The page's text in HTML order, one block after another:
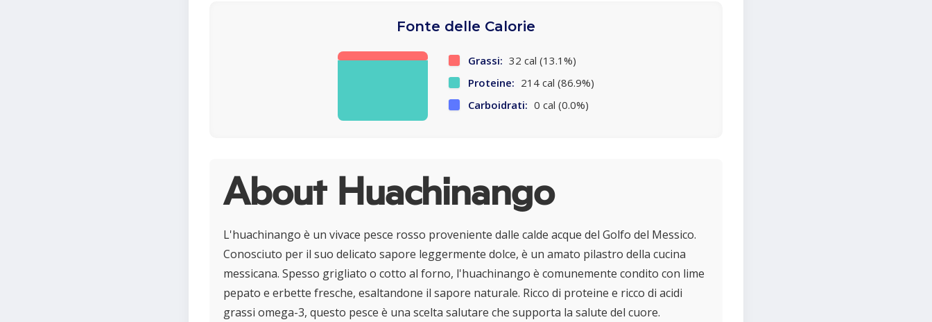
Fonte delle Calorie
Grassi: 32 cal (13.1%)
Proteine: 214 cal (86.9%)
Carboidrati: 0 cal (0.0%)
About Huachinango
L'huachinango è un vivace pesce rosso proveniente dalle calde acque del Golfo del Messico.
Conosciuto per il suo delicato sapore leggermente dolce, è un amato pilastro della cucina
messicana. Spesso grigliato o cotto al forno, l'huachinango è comunemente condito con lime
pepato e erbette fresche, esaltandone il sapore naturale. Ricco di proteine e ricco di acidi
grassi omega-3, questo pesce è una scelta salutare che supporta la salute del cuore.